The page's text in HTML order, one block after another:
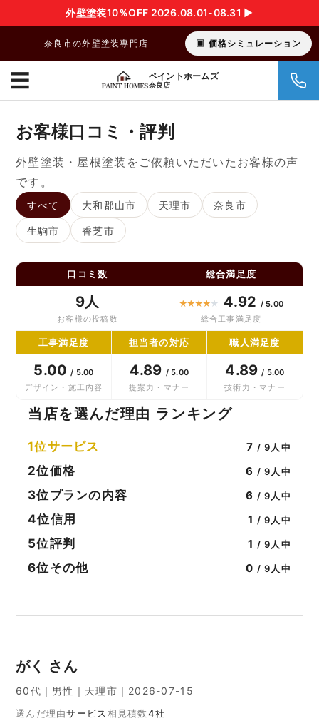
外壁塗装10％OFF 2026.08.01-08.31 ▶︎
奈良市の外壁塗装専門店 価格シミュレーション
ペイントホームズ
奈良店
☰
お客様口コミ・評判
外壁塗装・屋根塗装をご依頼いただいたお客様の声
です。
すべて 大和郡山市 天理市 奈良市
生駒市 香芝市
口コミ数
9人
お客様の投稿数
総合満足度
★★★★★ 4.92 / 5.00
総合工事満足度
工事満足度
5.00/ 5.00
デザイン・施工内容
担当者の対応
4.89 / 5.00
提案力・マナー
職人満足度
4.89/ 5.00
技術力・マナー
当店を選んだ理由 ランキング
1位サービス 7 / 9人中
2位価格 6 / 9人中
3位プランの内容 6 / 9人中
4位信用 1 / 9人中
5位評判 1 / 9人中
6位その他 0 / 9人中
がく さん
60代｜男性｜天理市｜2026-07-15
選んだ理由サービス 相見積数4社